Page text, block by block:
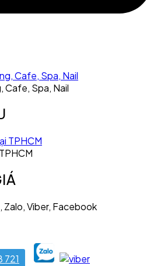
Cafe, Spa, Nail
Zalo, Viber, Facebook
721